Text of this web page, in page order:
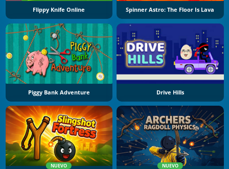
Flippy Knife Online Spinner Astro: The Floor Is Lava
Piggy Bank Adventure Drive Hills
NUEVO NUEVO